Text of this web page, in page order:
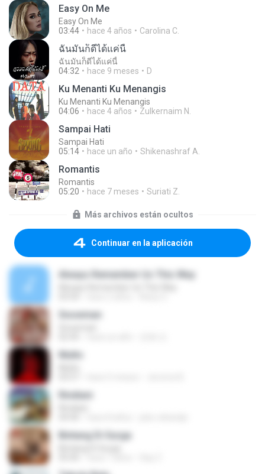
Easy On Me
Easy On Me
03:44
hace 4 años Carolina C.
ฉันมันก็ดีได้แค่นี้
ฉันมันก็ดีได้แค่นี้
04:32
hace 9 meses D
Ku Menanti Ku Menangis
Ku Menanti Ku Menangis
04:06
hace 4 años Zulkernaim N.
Sampai Hati
Sampai Hati
05:14
hace un año Shikenashraf A.
Romantis
Romantis
05:20
hace 7 meses Suriati Z.
Más archivos están ocultos
Continuar en la aplicación
Always Remember Us This Way
Snowman
Multo
Rindiani
Bintang Di Surga